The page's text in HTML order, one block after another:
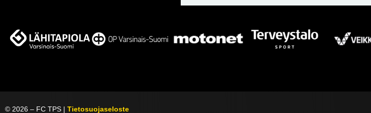
© 2026 – FC TPS | Tietosuojaseloste